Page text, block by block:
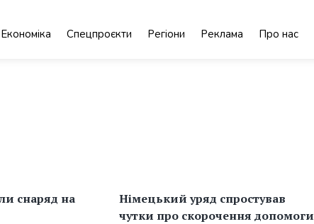
Економіка Спецпроєкти Регіони Реклама Про нас
снаряд на
Німецький уряд спростував
чутки про скорочення допомоги